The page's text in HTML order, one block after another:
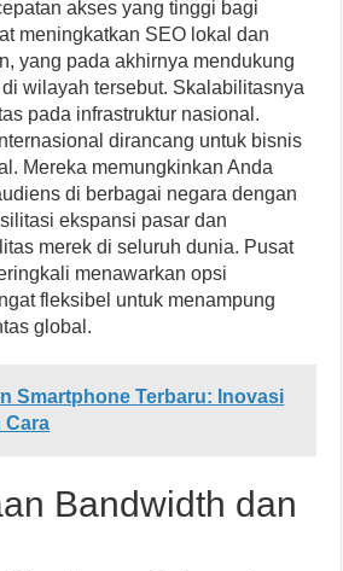
akses yang tinggi bagi
meningkatkan SEO lokal dan
yang pada akhirnya mendukung
wilayah tersebut. Skalabilitasnya
pada infrastruktur nasional.
dirancang untuk bisnis
Mereka memungkinkan Anda
di berbagai negara dengan
ekspansi pasar dan
merek di seluruh dunia. Pusat
menawarkan opsi
fleksibel untuk menampung
global.
Smartphone Terbaru: Inovasi
Cara
Bandwidth dan